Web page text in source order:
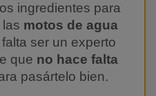
ingredientes para
motos de agua
ser un experto
que no hace falta
pasártelo bien.